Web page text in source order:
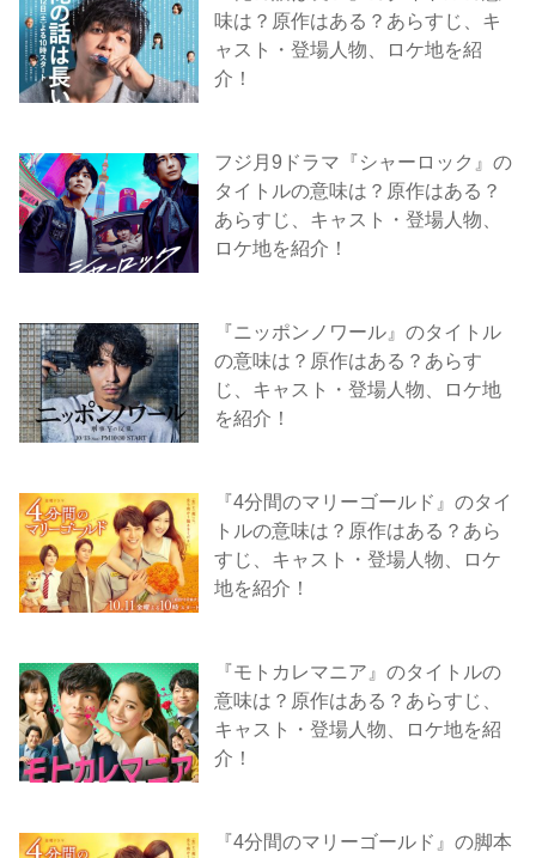
味は？原作はある？あらすじ、キ
ャスト・登場人物、ロケ地を紹
介！
フジ月9ドラマ『シャーロック』の
タイトルの意味は？原作はある？
あらすじ、キャスト・登場人物、
ロケ地を紹介！
『ニッポンノワール』のタイトル
の意味は？原作はある？あらす
じ、キャスト・登場人物、ロケ地
を紹介！
『4分間のマリーゴールド』のタイ
トルの意味は？原作はある？あら
すじ、キャスト・登場人物、ロケ
地を紹介！
『モトカレマニア』のタイトルの
意味は？原作はある？あらすじ、
キャスト・登場人物、ロケ地を紹
介！
『4分間のマリーゴールド』の脚本